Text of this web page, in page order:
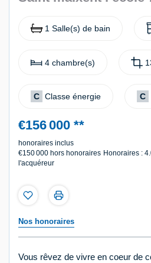
1 Salle(s) de bain
4 chambre(s)
C Classe énergie C
€156 000 **
honoraires inclus
€150 000 hors honoraires Honoraires :
l'acquéreur
Nos honoraires
Vous rêvez de vivre en coeur de